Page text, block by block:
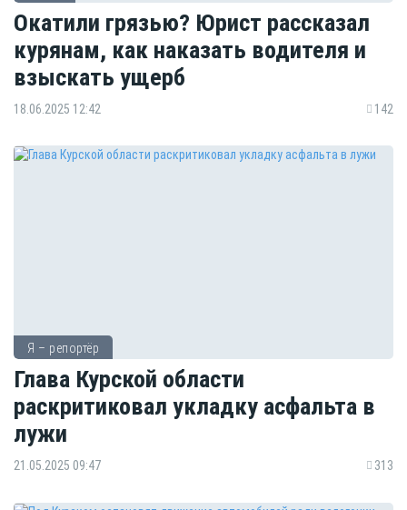
Окатили грязью? Юрист рассказал
курянам, как наказать водителя и
взыскать ущерб
18.06.2025 12:42 142
Я – репортёр
Глава Курской области
раскритиковал укладку асфальта в
лужи
21.05.2025 09:47 313